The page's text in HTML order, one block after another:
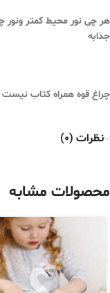
هر چی نور محیط کمتر و‌نور
جذابه
چراغ قوه همراه کتاب
نظرات (0)
محصولات مشابه